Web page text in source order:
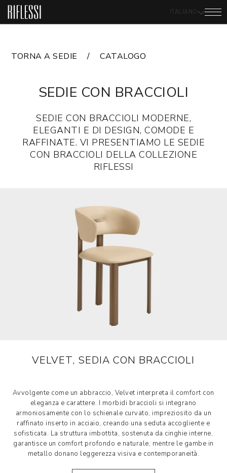
ITALIANO
TORNA A SEDIE CATALOGO
SEDIE CON BRACCIOLI
SEDIE CON BRACCIOLI MODERNE,
ELEGANTI E DI DESIGN, COMODE E
RAFFINATE. VI PRESENTIAMO LE SEDIE
CON BRACCIOLI DELLA COLLEZIONE
RIFLESSI
VELVET, SEDIA CON BRACCIOLI
Avvolgente come un abbraccio, Velvet interpreta il comfort con
eleganza e carattere. I morbidi braccioli si integrano
armoniosamente con lo schienale curvato, impreziosito da un
raffinato inserto in acciaio, creando una seduta accogliente e
sofisticata. La struttura imbottita, sostenuta da cinghie interne,
garantisce un comfort profondo e naturale, mentre le gambe in
metallo donano leggerezza visiva e contemporaneità.